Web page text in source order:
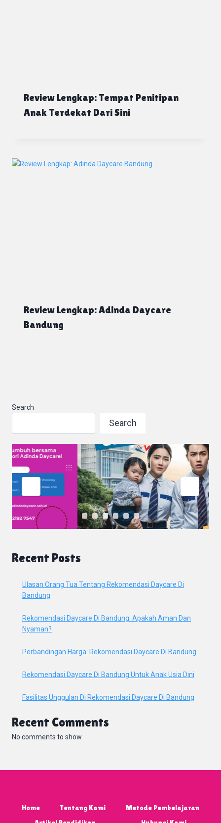
Review Lengkap: Tempat Penitipan
Anak Terdekat Dari Sini
Review Lengkap: Adinda Daycare
Bandung
Search
Search
Recent Posts
Ulasan Orang Tua Tentang Rekomendasi Daycare Di
Bandung
Rekomendasi Daycare Di Bandung: Apakah Aman Dan
Nyaman?
Perbandingan Harga: Rekomendasi Daycare Di Bandung
Rekomendasi Daycare Di Bandung Untuk Anak Usia Dini
Fasilitas Unggulan Di Rekomendasi Daycare Di Bandung
Recent Comments
No comments to show.
Home Tentang Kami
Metode Pembelajaran